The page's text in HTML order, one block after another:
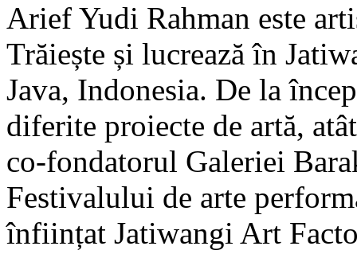
Arief Yudi Rahman este
Trăiește și lucrează în
Java, Indonesia. De la
diferite proiecte de artă,
co-fondatorul Galeriei
Festivalului de arte
înființat Jatiwangi Art